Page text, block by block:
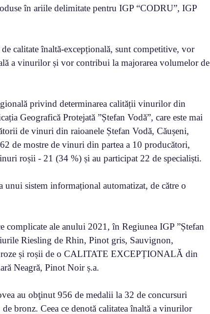
în ariile delimitate pentru IGP “CODRU”, IGP
calitate înaltă-excepțională, sunt competitive, vor
a vinurilor și vor contribui la majorarea volumelor de
privind determinarea calității vinurilor din
Geografică Protejată ”Ștefan Vodă”, care este mai
de vinuri din raioanele Ștefan Vodă, Căușeni,
de mostre de vinuri din partea a 10 producători,
roșii - 21 (34 %) și au participat 22 de specialiști.
sistem informațional automatizat, de către o
ale anului 2021, în Regiunea IGP ”Ștefan
Riesling de Rhin, Pinot gris, Sauvignon,
roze și roșii de o CALITATE EXCEPȚIONALĂ din
Neagră, Pinot Noir ș.a.
au obţinut 956 de medalii la 32 de concursuri
bronz. Ceea ce denotă calitatea înaltă a vinurilor